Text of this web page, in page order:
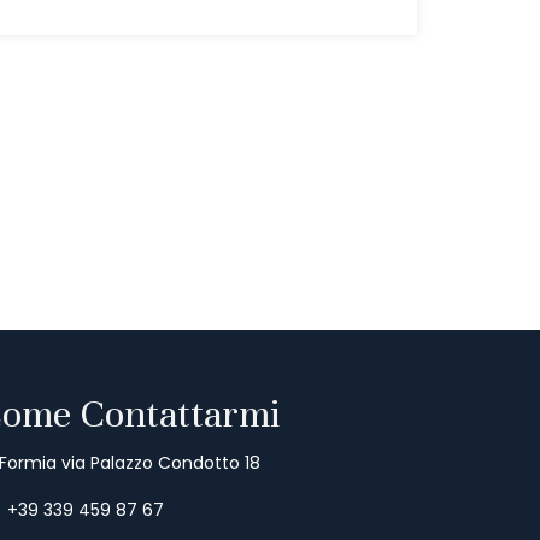
Contattarmi
Formia via Palazzo Condotto 18
+39 339 459 87 67